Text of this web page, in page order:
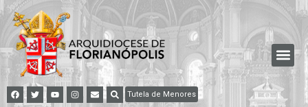
Tutela de Menores